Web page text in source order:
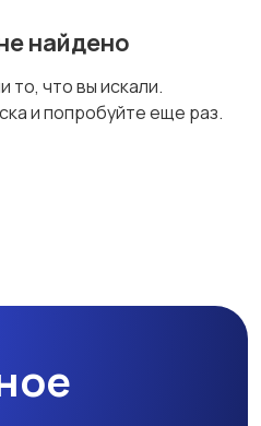
Детская обувь
найдено
то, что вы искали.
и попробуйте еще раз.